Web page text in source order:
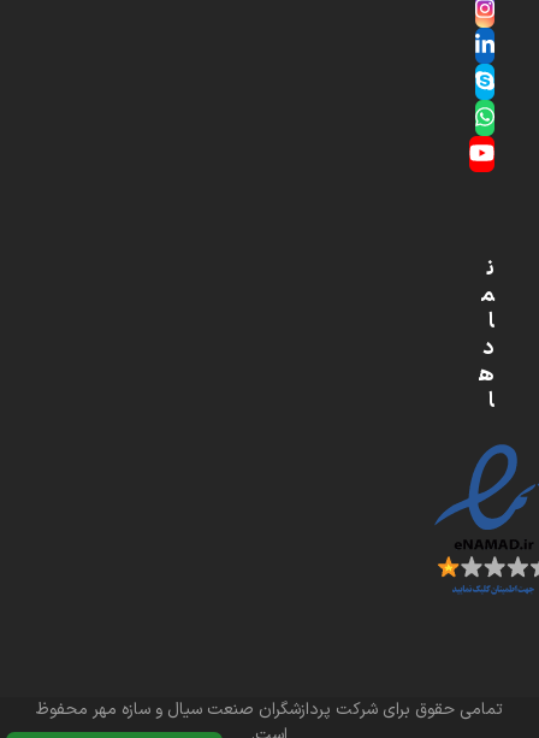
Instagram
LinkedIn
Skype
Whatsapp
YouTube
ن
م
ا
د
ه
ا
تمامی حقوق برای شرکت پردازشگران صنعت سیال و سازه مهر محفوظ